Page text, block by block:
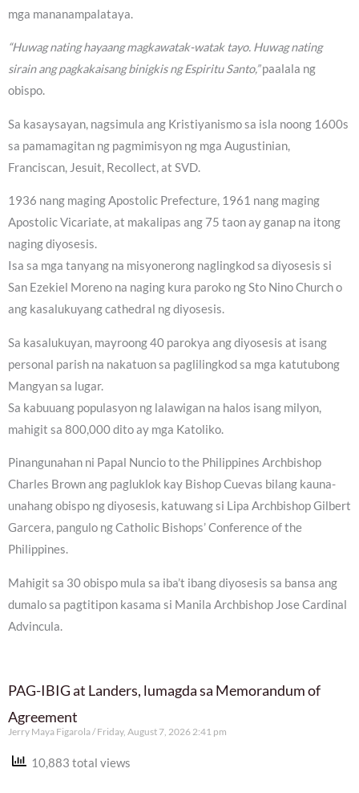
mga mananampalataya.
“Huwag nating hayaang magkawatak-watak tayo. Huwag nating
sirain ang pagkakaisang binigkis ng Espiritu Santo,”paalala ng
obispo.
Sa kasaysayan, nagsimula ang Kristiyanismo sa isla noong 1600s
sa pamamagitan ng pagmimisyon ng mga Augustinian,
Franciscan, Jesuit, Recollect, at SVD.
1936 nang maging Apostolic Prefecture, 1961 nang maging
Apostolic Vicariate, at makalipas ang 75 taon ay ganap na itong
naging diyosesis.
Isa sa mga tanyang na misyonerong naglingkod sa diyosesis si
San Ezekiel Moreno na naging kura paroko ng Sto Nino Church o
ang kasalukuyang cathedral ng diyosesis.
Sa kasalukuyan, mayroong 40 parokya ang diyosesis at isang
personal parish na nakatuon sa paglilingkod sa mga katutubong
Mangyan sa lugar.
Sa kabuuang populasyon ng lalawigan na halos isang milyon,
mahigit sa 800,000 dito ay mga Katoliko.
Pinangunahan ni Papal Nuncio to the Philippines Archbishop
Charles Brown ang pagluklok kay Bishop Cuevas bilang kauna-
unahang obispo ng diyosesis, katuwang si Lipa Archbishop Gilbert
Garcera, pangulo ng Catholic Bishops’ Conference of the
Philippines.
Mahigit sa 30 obispo mula sa iba’t ibang diyosesis sa bansa ang
dumalo sa pagtitipon kasama si Manila Archbishop Jose Cardinal
Advincula.
PAG-IBIG at Landers, lumagda sa Memorandum of
Agreement
Jerry Maya Figarola Friday, August 7, 2026 2:41 pm
10,883 total views